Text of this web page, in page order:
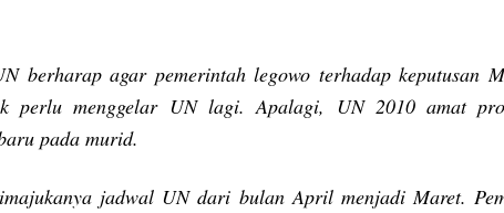
berharap agar pemerintah legowo terhadap keputusan
perlu menggelar UN lagi. Apalagi, UN 2010 amat
pada murid.
jadwal UN dari bulan April menjadi Maret.